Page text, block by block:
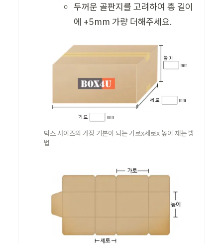
두꺼운 골판지를 고려하여 총 길이
에 +5mm 가량 더해주세요.
박스 사이즈의 가장 기본이 되는 가로x세로x 높이 재는 방
법